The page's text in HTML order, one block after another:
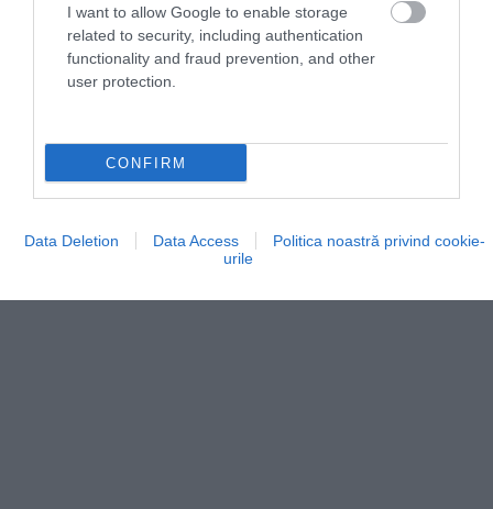
I want to allow Google to enable storage
related to security, including authentication
functionality and fraud prevention, and other
user protection.
CONFIRM
Data Deletion Data Access
Politica noastră privind cookie-
urile